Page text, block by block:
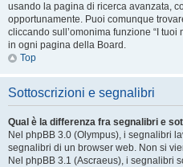
usando la pagina di ricerca avanzata,
opportunamente. Puoi comunque
cliccando sull’omonima funzione “I
in ogni pagina della Board.
Top
Sottoscrizioni e segnalibri
Qual è la differenza fra segnalibri e
Nel phpBB 3.0 (Olympus), i segnalibri
segnalibri di un browser web. Non si
Nel phpBB 3.1 (Ascraeus), i segnalibri